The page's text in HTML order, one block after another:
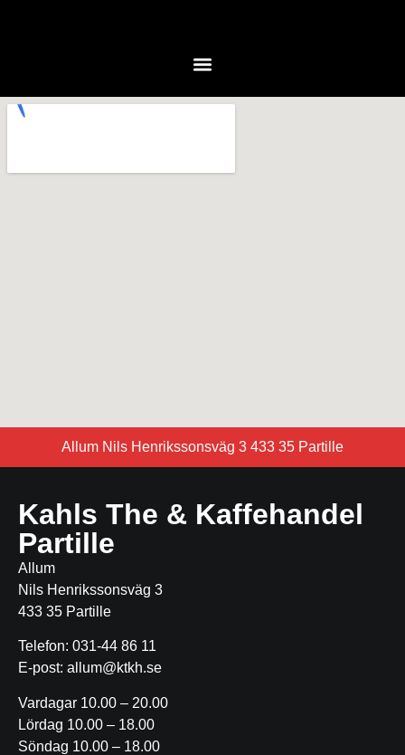
Allum Nils Henrikssonsväg 3 433 35 Partille
Kahls The & Kaffehandel
Partille
Allum
Nils Henrikssonsväg 3
433 35 Partille
Telefon: 031-44 86 11
E-post: allum@ktkh.se
Vardagar 10.00 – 20.00
Lördag 10.00 – 18.00
Söndag 10.00 – 18.00